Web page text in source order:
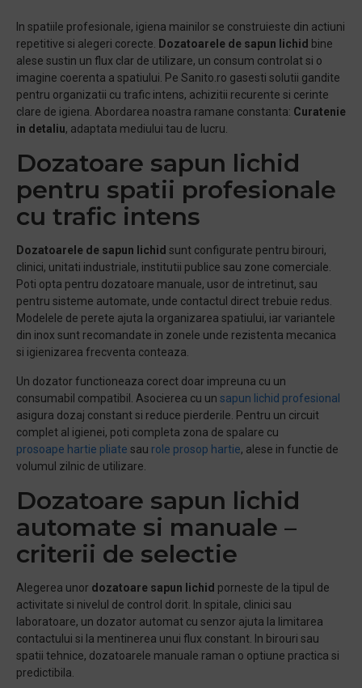
In spatiile profesionale, igiena mainilor se construieste din actiuni
repetitive si alegeri corecte.
Dozatoarele de sapun lichid bine
alese sustin un flux clar de utilizare, un consum controlat si o
imagine coerenta a spatiului. Pe Sanito.ro gasesti solutii gandite
pentru organizatii cu trafic intens, achizitii recurente si cerinte
clare de igiena. Abordarea noastra ramane constanta: Curatenie
in detaliu, adaptata mediului tau de lucru.
Dozatoare sapun lichid
pentru spatii profesionale
cu trafic intens
Dozatoarele de sapun lichid sunt configurate pentru birouri,
clinici, unitati industriale, institutii publice sau zone comerciale.
Poti opta pentru dozatoare manuale, usor de intretinut, sau
pentru sisteme automate, unde contactul direct trebuie redus.
Modelele de perete ajuta la organizarea spatiului, iar variantele
din inox sunt recomandate in zonele unde rezistenta mecanica
si igienizarea frecventa conteaza.
Un dozator functioneaza corect doar impreuna cu un
consumabil compatibil. Asocierea cu un sapun lichid profesional
asigura dozaj constant si reduce pierderile. Pentru un circuit
complet al igienei, poti completa zona de spalare cu
prosoape hartie pliate sau role prosop hartie, alese in functie de
volumul zilnic de utilizare.
Dozatoare sapun lichid
automate si manuale –
criterii de selectie
Alegerea unor d ozatoare sapun lichid porneste de la tipul de
activitate si nivelul de control dorit. In spitale, clinici sau
laboratoare, un dozator automat cu senzor ajuta la limitarea
contactului si la mentinerea unui flux constant. In birouri sau
spatii tehnice, dozatoarele manuale raman o optiune practica si
predictibila.